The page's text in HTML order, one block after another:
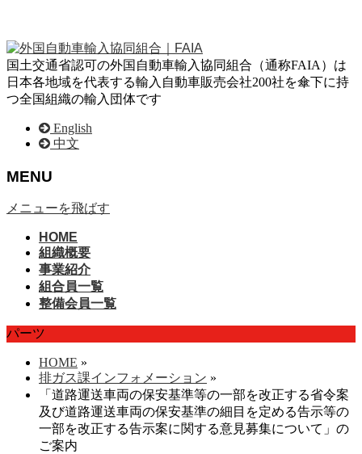
国土交通省認可の外国自動車輸入協同組合（通称FAIA）は
日本各地域を代表する輸入自動車販売会社200社を傘下に持
つ全国組織の輸入団体です
English
中文
MENU
メニューを飛ばす
HOME
組織概要
事業紹介
組合員一覧
整備会員一覧
パーツ
HOME »
排ガス課インフォメーション »
「道路運送車両の保安基準等の一部を改正する省令案
及び道路運送車両の保安基準の細目を定める告示等の
一部を改正する告示案に関する意見募集について」の
ご案内